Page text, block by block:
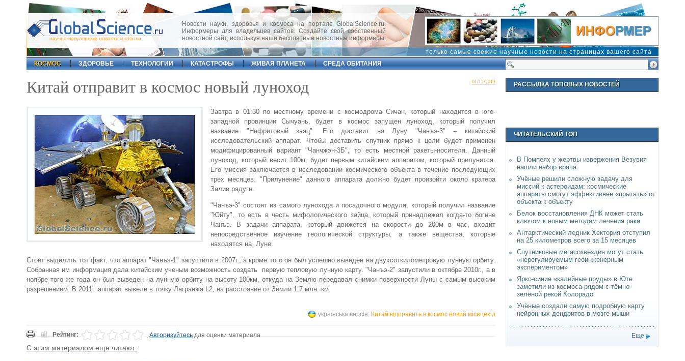
научно-популярные новости и статьи
Новости науки, здоровья и космоса на портале GlobalScience.ru.
Информеры для владельцев сайтов. Создайте свой собственный
новостной сайт, используя наши бесплатные новостные информеры.
только самые свежие научные новости на страницах вашего сайта
КОСМОС
ЗДОРОВЬЕ ТЕХНОЛОГИИ КАТАСТРОФЫ ЖИВАЯ ПЛАНЕТА СРЕДА ОБИТАНИЯ
01/12/2013
Китай отправит в космос новый луноход
Завтра в 01:30 по местному времени с космодрома Сичан, который находится в юго-
западной провинции Сычуань, будет в космос запущен луноход, который получил
название "Нефритовый заяц". Его доставит на Луну "Чанъэ-3" – китайский
исследовательский аппарат. Чтобы доставить спутник прямо к цели будет применен
модифицированный вариант "Чанчжэн-3Б", то есть местной ракеты-носителя. Данный
луноход, который весит 100кг, будет первым китайским аппаратом, который прилунится.
Его миссия заключается в исследовании космического объекта в течение последующих
трех месяцев. "Прилунение" данного аппарата должно будет произойти около кратера
Залив радуги.
"Чанъэ-3" состоят из самого лунохода и посадочного модуля, который получил название
"Юйту", то есть в честь мифологического зайца, который принадлежал когда-то богине
Чанъэ. В задачи аппарата, который движется на скорости до 200м в час, входит
непосредственное изучение геологической структуры, а также вещества, которые
находятся на Луне.
Стоит выделить тот факт, что аппарат "Чанъэ-1" запустили в 2007г., а кроме того он был успешно выведен на двухсоткилометровую лунную орбиту.
Собранная им информация дала китайским ученым возможность создать первую тепловую лунную карту. "Чанъэ-2" запустили в октябре 2010г., а в
ноябре того же года он был выведен на лунную орбиту на высоту 100км, откуда на Землю передавал снимки поверхности Луны с самым высоким
разрешением. В 2011г. аппарат вывели в точку Лагранжа L2, на расстояние от Земли 1,7 млн. км.
українська версія: Китай відправить в космос новий місяцехід
Рейтинг: Авторизуйтесьдля оценки материала
С этим материалом еще читают:
РАССЫЛКА ТОПОВЫХ НОВОСТЕЙ
ЧИТАТЕЛЬСКИЙ ТОП
В Помпеях у жертвы извержения Везувия
нашли набор врача
Учёные решили сложную задачу для
миссий к астероидам: космические
аппараты смогут эффективнее «прыгать» от
объекта к объекту
Белок восстановления ДНК может стать
ключом к новым методам лечения рака
Антарктический ледник Хектория отступил
на 25 километров всего за 15 месяцев
Спутниковые мегасозвездия могут стать
«нерегулируемым геоинженерным
экспериментом»
Ярко-синие «калийные пруды» в Юте
заметили из космоса рядом с тёмно-
зелёной рекой Колорадо
Учёные создали самую подробную карту
нейронных дендритов в мозге мыши
Еще